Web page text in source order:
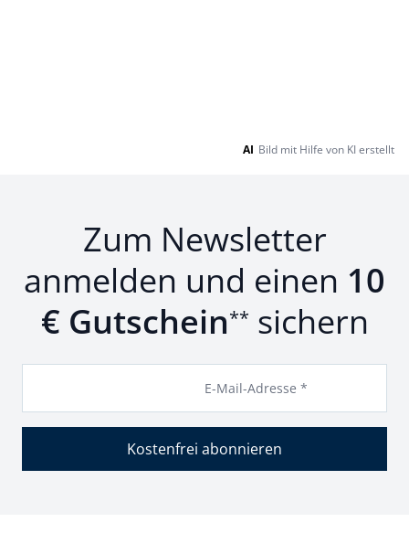
AI Bild mit Hilfe von KI erstellt
Zum Newsletter
anmelden und einen 10
€ Gutschein** sichern
E-Mail-Adresse *
Kostenfrei abonnieren